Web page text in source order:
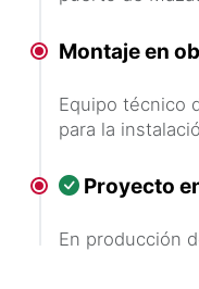
Montaje en
Equipo técnico
para la
Proyecto
En producción